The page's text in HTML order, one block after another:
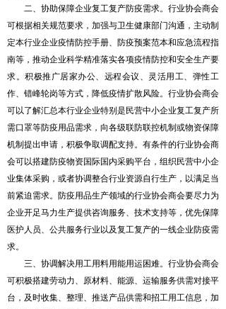
二、协助保障企业复工复产防疫需求。行业协会商会
可根据相关规范要求，加强与卫生健康部门沟通，主动制
定本行业企业疫情防控手册、防疫预案范本和应急流程指
南等，推动企业科学精准落实各项疫情防控和安全生产要
求。积极推广居家办公、远程会议、灵活用工、弹性工
作、错峰轮岗等方式，降低疫情扩散风险。行业协会商会
可以了解汇总本行业企业特别是民营中小企业复工复产所
需口罩等防疫用品需求，向各级联防联控机制或物资保障
机制提出申请，积极争取调配支持。有条件的行业协会商
会可以搭建防疫物资国际国内采购平台，组织民营中小企
业集体采购，或者协调整合行业资源自行生产，以满足当
前紧迫需求。防疫用品生产领域的行业协会商会要尽力为
企业开足马力生产提供咨询服务、技术支持等，优先保障
医护人员、公共服务行业以及复工复产的一线企业防疫需
求。
三、协调解决用工用料用能用运困难。行业协会商会
可积极搭建劳动力、原材料、能源、运输服务供需对接平
台，及时收集、整理、推送产品供需和招工用工信息，加